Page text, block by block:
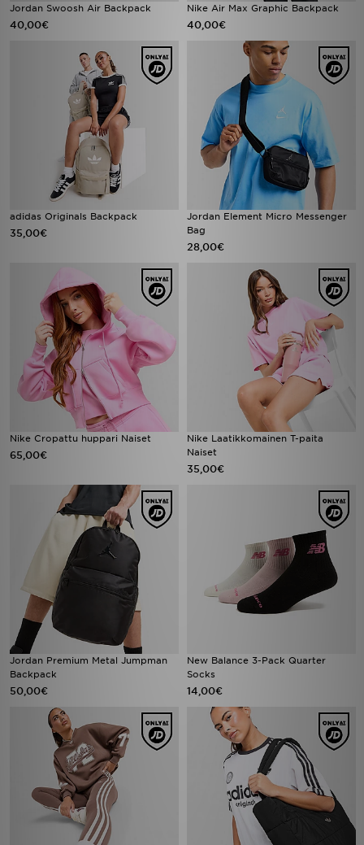
Jordan Swoosh Air Backpack
40,00€
Nike Air Max Graphic Backpack
40,00€
adidas Originals Backpack
35,00€
Jordan Element Micro Messenger
Bag
28,00€
Nike Cropattu huppari Naiset
65,00€
Nike Laatikkomainen T-paita
Naiset
35,00€
Jordan Premium Metal Jumpman
Backpack
50,00€
New Balance 3-Pack Quarter
Socks
14,00€